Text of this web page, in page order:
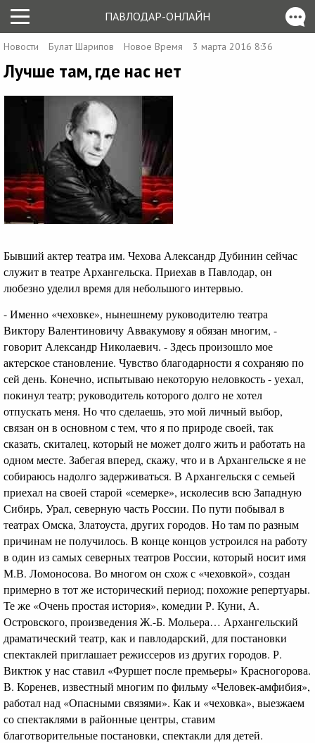
ПАВЛОДАР-ОНЛАЙН
Новости Булат Шарипов Новое Время 3 марта 2016 8:36
Лучше там, где нас нет
Бывший актер театра им. Чехова Александр Дубинин сейчас
служит в театре Архангельска. Приехав в Павлодар, он
любезно уделил время для небольшого интервью.
- Именно «чеховке», нынешнему руководителю театра
Виктору Валентиновичу Аввакумову я обязан многим, -
говорит Александр Николаевич. - Здесь произошло мое
актерское становление. Чувство благодарности я сохраняю по
сей день. Конечно, испытываю некоторую неловкость - уехал,
покинул театр; руководитель которого долго не хотел
отпускать меня. Но что сделаешь, это мой личный выбор,
связан он в основном с тем, что я по природе своей, так
сказать, скиталец, который не может долго жить и работать на
одном месте. Забегая вперед, скажу, что и в Архангельске я не
собираюсь надолго задерживаться. В Архангельскя с семьей
приехал на своей старой «семерке», исколесив всю Западную
Сибирь, Урал, северную часть России. По пути побывал в
театрах Омска, Златоуста, других городов. Но там по разным
причинам не получилось. В конце концов устроился на работу
в один из самых северных театров России, который носит имя
М.В. Ломоносова. Во многом он схож с «чеховкой», создан
примерно в тот же исторический период; похожие репертуары.
Те же «Очень простая история», комедии Р. Куни, А.
Островского, произведения Ж.-Б. Мольера… Архангельский
драматический театр, как и павлодарский, для постановки
спектаклей приглашает режиссеров из других городов. Р.
Виктюк у нас ставил «Фуршет после премьеры» Красногорова.
В. Коренев, известный многим по фильму «Человек-амфибия»,
работал над «Опасными связями». Как и «чеховка», выезжаем
со спектаклями в районные центры, ставим
благотворительные постановки, спектакли для детей.